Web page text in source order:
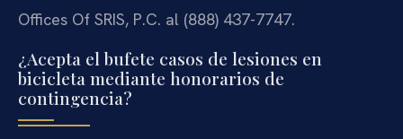
Offices Of SRIS, P.C. al (888) 437-7747.
¿Acepta el bufete casos de lesiones en
bicicleta mediante honorarios de
contingencia?